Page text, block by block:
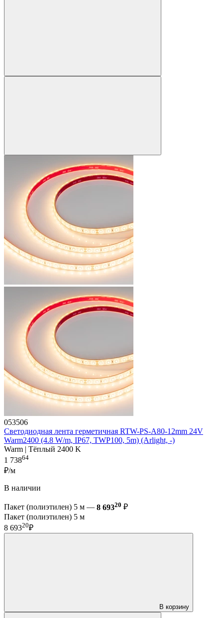
053506
Светодиодная лента герметичная RTW-PS-A80-12mm 24V
Warm2400 (4.8 W/m, IP67, TWP100, 5m) (Arlight, -)
Warm | Тёплый 2400 K
1 73864
₽/м
В наличии
Пакет (полиэтилен) 5 м — 8 69320 ₽
Пакет (полиэтилен) 5 м
8 69320₽
В корзину